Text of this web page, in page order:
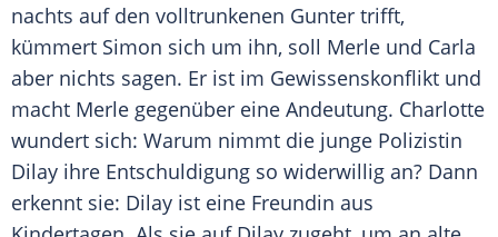
nachts auf den volltrunkenen Gunter trifft,
kümmert Simon sich um ihn, soll Merle und Carla
aber nichts sagen. Er ist im Gewissenskonflikt und
macht Merle gegenüber eine Andeutung. Charlotte
wundert sich: Warum nimmt die junge Polizistin
Dilay ihre Entschuldigung so widerwillig an? Dann
erkennt sie: Dilay ist eine Freundin aus